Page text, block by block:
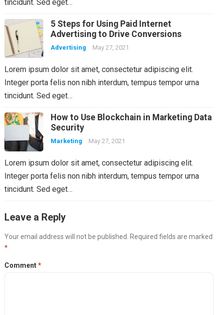
tincidunt. Sed eget…
5 Steps for Using Paid Internet
Advertising to Drive Conversions
Advertising May 27, 2021
Lorem ipsum dolor sit amet, consectetur adipiscing elit.
Integer porta felis non nibh interdum, tempus tempor urna
tincidunt. Sed eget…
How to Use Blockchain in Marketing Data
Security
Marketing May 27, 2021
Lorem ipsum dolor sit amet, consectetur adipiscing elit.
Integer porta felis non nibh interdum, tempus tempor urna
tincidunt. Sed eget…
Leave a Reply
Your email address will not be published.
Required fields are marked
*
Comment*